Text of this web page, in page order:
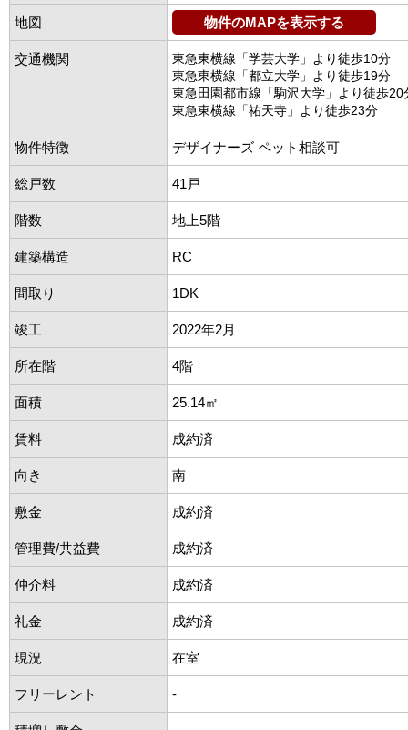
地図 物件のMAPを表示する
交通機関
東急東横線「学芸大学」より徒歩10分
東急東横線「都立大学」より徒歩19分
東急田園都市線「駒沢大学」より徒歩20
東急東横線「祐天寺」より徒歩23分
物件特徴 デザイナーズ ペット相談可
総戸数 41戸
階数 地上5階
建築構造 RC
間取り 1DK
竣工 2022年2月
所在階 4階
面積 25.14㎡
賃料 成約済
向き 南
敷金 成約済
管理費/共益費 成約済
仲介料 成約済
礼金 成約済
現況 在室
フリーレント -